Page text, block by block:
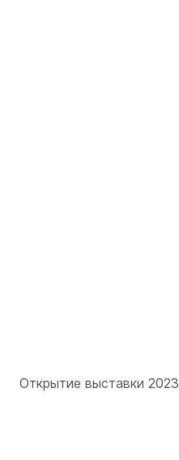
Открытие выставки 2023